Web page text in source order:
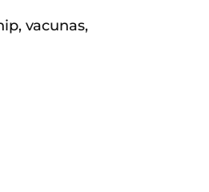
vacunas,